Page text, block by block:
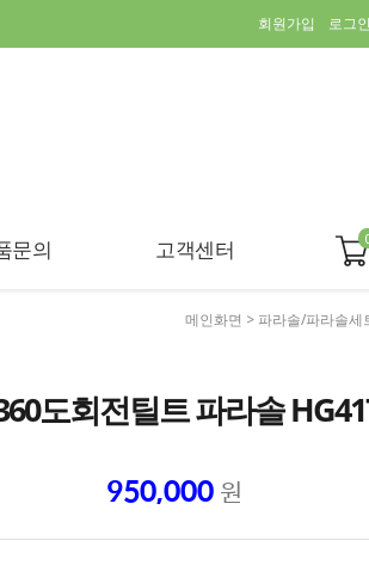
회원가입 로그인
문의 고객센터
메인화면 > 파라솔/파라솔세
도회전틸트 파라솔
950,000원